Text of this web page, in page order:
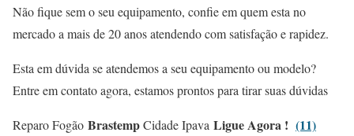
Não fique sem o seu equipamento, confie em quem esta no
mercado a mais de 20 anos atendendo com satisfação e rapidez.
Esta em dúvida se atendemos a seu equipamento ou modelo?
Entre em contato agora, estamos prontos para tirar suas dúvidas
Reparo Fogão BrastempCidade Ipava Ligue Agora ! (11)